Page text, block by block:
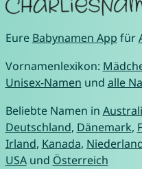
Eure Babynamen App für
Vornamenlexikon:
Unisex-Namen und alle
Beliebte Namen in
Deutschland, Dänemark,
Irland, Kanada,
USAund Österreich